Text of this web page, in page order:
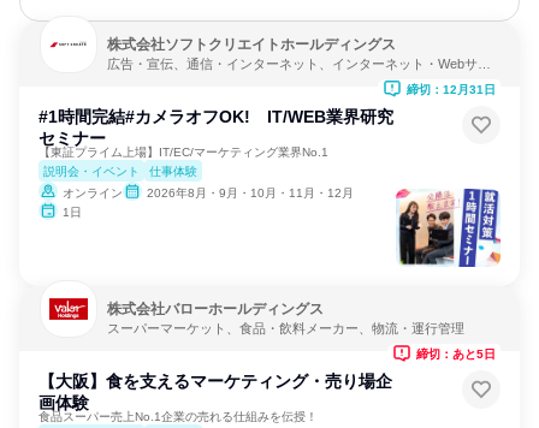
株式会社ソフトクリエイトホールディングス
広告・宣伝、通信・インターネット、インターネット・Webサー
#1時間完結#カメラオフOK! IT/WEB業界研究
セミナー
【東証プライム上場】IT/EC/マーケティング業界No.1
説明会・イベント
仕事体験
オンライン
2026年8月・9月・10月・11月・12月
1日
締切：12月31日
株式会社バローホールディングス
スーパーマーケット、食品・飲料メーカー、物流・運行管理
【大阪】食を支えるマーケティング・売り場企
画体験
食品スーパー売上No.1企業の売れる仕組みを伝授！
締切：あと5日